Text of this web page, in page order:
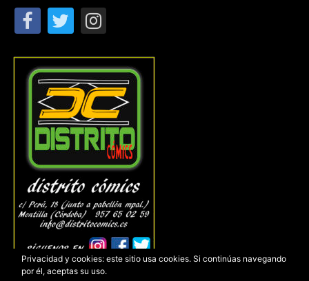
Privacidad y cookies: este sitio usa cookies. Si continúas navegando
por él, aceptas su uso.